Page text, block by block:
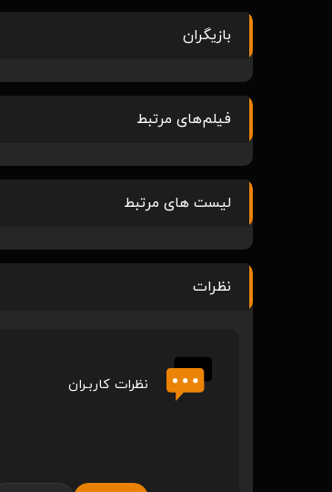
بازیگران
فیلم‌های مرتبط
لیست های مرتبط
نظرات
نظرات کاربـران